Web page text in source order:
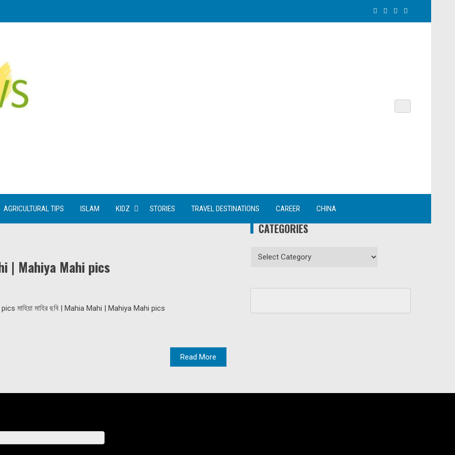
AGRICULTURAL TIPS ISLAM KIDZ STORIES TRAVEL DESTINATIONS CAREER CHINA
| Mahiya Mahi pics
মাহিয়া মাহির ছবি | Mahia Mahi | Mahiya Mahi pics
Read More
CATEGORIES
Categories